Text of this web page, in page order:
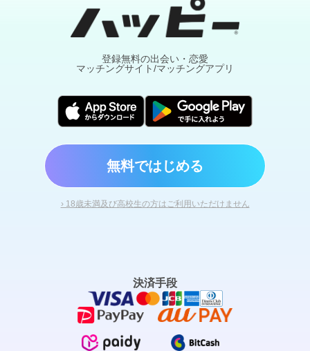
登録無料の出会い・恋愛
マッチングサイト/マッチングアプリ
無料ではじめる
› 18歳未満及び高校生の方はご利用いただけません
決済手段